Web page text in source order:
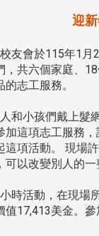
迎
友會於115年1月
，共六個家庭、
志工服務。
和小孩們戴上髮
加這項志工服務
這項活動。 現場
可以改變別人的
時活動，在現場
值17,413美金。
隊
頭版 熱
十四載深耕
相伴同行